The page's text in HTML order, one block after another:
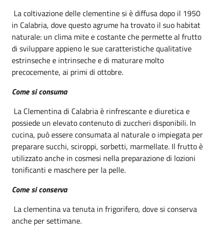
La coltivazione delle clementine si è diffusa dopo il 1950
in Calabria, dove questo agrume ha trovato il suo habitat
naturale: un clima mite e costante che permette al frutto
di sviluppare appieno le sue caratteristiche qualitative
estrinseche e intrinseche e di maturare molto
precocemente, ai primi di ottobre.
Come si consuma
La Clementina di Calabria è rinfrescante e diuretica e
possiede un elevato contenuto di zuccheri disponibili. In
cucina, può essere consumata al naturale o impiegata per
preparare succhi, sciroppi, sorbetti, marmellate. Il frutto è
utilizzato anche in cosmesi nella preparazione di lozioni
tonificanti e maschere per la pelle.
Come si conserva
La clementina va tenuta in frigorifero, dove si conserva
anche per settimane.